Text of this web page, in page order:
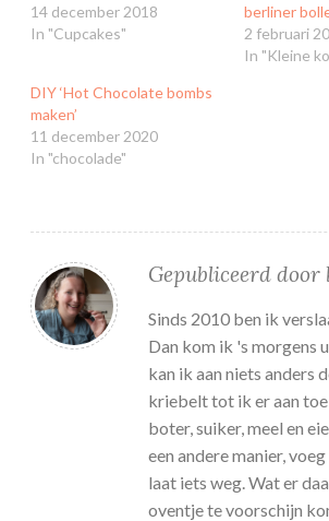
14 december 2018
In "Cupcakes"
berliner
2 februari
In "Kleine
DIY ‘Hot Chocolate bombs
maken’
11 december 2020
In "chocolade"
Gepubliceerd door
Sinds 2010 ben ik
Dan kom ik 's morgens
kan ik aan niets anders
kriebelt tot ik er aan
boter, suiker, meel en
een andere manier,
laat iets weg. Wat er
oventje te voorschijn